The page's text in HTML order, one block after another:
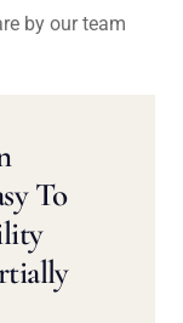
by our team
To